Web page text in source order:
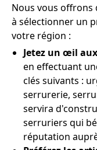
Nous vous offrons
à sélectionner un
votre région :
Jetez un œil
en effectuant
clés suivants :
serrurerie,
servira
serruriers qui
réputation